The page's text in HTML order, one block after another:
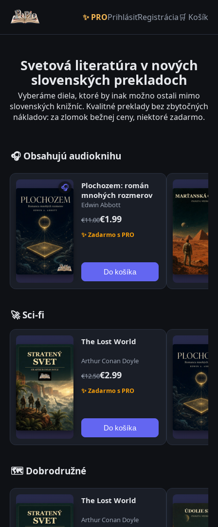
✨ PROPrihlásiťRegistrácia🛒 Košík
Svetová literatúra v nových
slovenských prekladoch
Vyberáme diela, ktoré by inak možno ostali mimo
slovenských knižníc. Kvalitné preklady bez zbytočných
nákladov: za zlomok bežnej ceny, niektoré zadarmo.
🎧 Obsahujú audioknihu
🎧
Plochozem: román
mnohých rozmerov
Edwin Abbott
€11.00€1.99
✨ Zadarmo s PRO
Do košíka
🚀 Sci-fi
The Lost World
Arthur Conan Doyle
€12.50€2.99
✨ Zadarmo s PRO
Do košíka
🗺️ Dobrodružné
The Lost World
Arthur Conan Doyle